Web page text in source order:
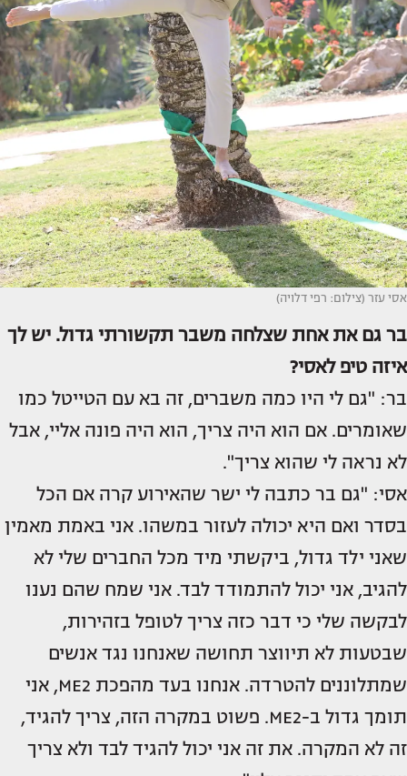
אסי עזר (צילום: רפי דלויה)
בר גם את אחת שצלחה משבר תקשורתי גדול. יש לך
איזה טיפ לאסי?
בר: "גם לי היו כמה משברים, זה בא עם הטייטל כמו
שאומרים. אם הוא היה צריך, הוא היה פונה אליי, אבל
לא נראה לי שהוא צריך".
אסי: "גם בר כתבה לי ישר שהאירוע קרה אם הכל
בסדר ואם היא יכולה לעזור במשהו. אני באמת מאמין
שאני ילד גדול, ביקשתי מיד מכל החברים שלי לא
להגיב, אני יכול להתמודד לבד. אני שמח שהם נענו
לבקשה שלי כי דבר כזה צריך לטופל בזהירות,
שבטעות לא תיווצר תחושה שאנחנו נגד אנשים
שמתלוננים להטרדה. אנחנו בעד מהפכת ME2, אני
תומך גדול ב-ME2. פשוט במקרה הזה, צריך להגיד,
זה לא המקרה. את זה אני יכול להגיד לבד ולא צריך